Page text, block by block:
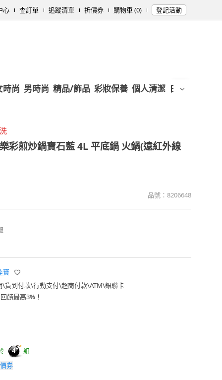
心 查訂單 追蹤清單 折價券 購物車 (0) 登記活動
時尚 男時尚 精品/飾品 彩妝保養 個人清潔 日用/紙品
樂彩煎炒鍋寶石藍 4L 平底鍋 火鍋(遠紅外線
品號： 8206648
寶
\貨到付款\行動支付\超商付款\ATM\銀聯卡
饋最高3%！
4
組
券